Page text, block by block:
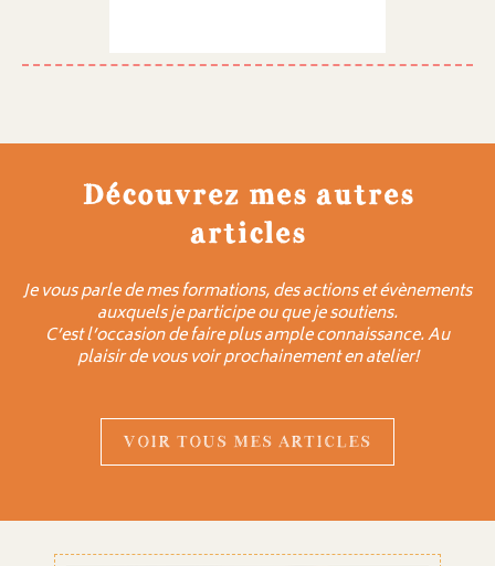
Découvrez mes autres
articles
Je vous parle de mes formations, des actions et évènements
auxquels je participe ou que je soutiens.
C’est l’occasion de faire plus ample connaissance. Au
plaisir de vous voir prochainement en atelier!
VOIR TOUS MES ARTICLES